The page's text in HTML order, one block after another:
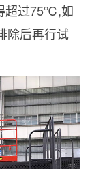
超过75℃,如
除后再行试